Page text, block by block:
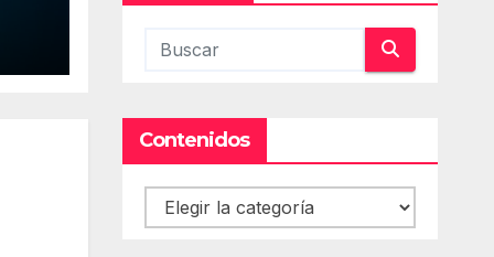
Contenidos
Contenidos